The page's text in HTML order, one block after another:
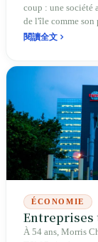
coup : une société
de l'île comme son
en 1996 à une
tout son corps à
entier ne peut pas
eau et son
l'île : être
閱讀全文
ÉCONOMIE
Entreprises
À 54 ans, Morris